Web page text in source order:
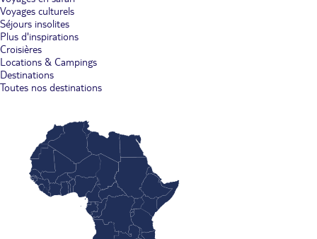
Voyages culturels
Séjours insolites
Plus d'inspirations
Croisières
Locations & Campings
Destinations
Toutes nos destinations